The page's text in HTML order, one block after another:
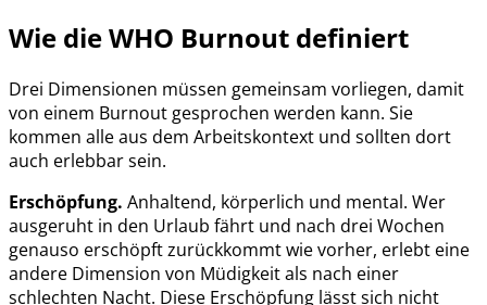
Wie die WHO Burnout definiert
Drei Dimensionen müssen gemeinsam vorliegen, damit
von einem Burnout gesprochen werden kann. Sie
kommen alle aus dem Arbeitskontext und sollten dort
auch erlebbar sein.
Erschöpfung. Anhaltend, körperlich und mental. Wer
ausgeruht in den Urlaub fährt und nach drei Wochen
genauso erschöpft zurückkommt wie vorher, erlebt eine
andere Dimension von Müdigkeit als nach einer
schlechten Nacht. Diese Erschöpfung lässt sich nicht